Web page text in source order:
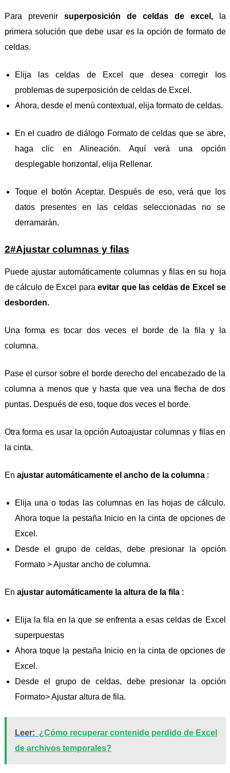
Para prevenir superposición de celdas de excel,
la
primera solución que debe usar es la opción de formato de
celdas.
Elija las celdas de Excel que desea corregir los
problemas de superposición de celdas de Excel.
Ahora, desde el menú contextual, elija formato de celdas.
En el cuadro de diálogo Formato de celdas que se abre,
haga clic en Alineación. Aquí verá una opción
desplegable horizontal, elija Rellenar.
Toque el botón Aceptar. Después de eso, verá que los
datos presentes en las celdas seleccionadas no se
derramarán.
2#Ajustar columnas y filas
Puede ajustar automáticamente columnas y filas en su hoja
de cálculo de Excel paraevitar que las celdas de Excel se
desborden.
Una forma es tocar dos veces el borde de la fila y la
columna.
Pase el cursor sobre el borde derecho del encabezado de la
columna a menos que y hasta que vea una flecha de dos
puntas. Después de eso, toque dos veces el borde.
Otra forma es usar la opción Autoajustar columnas y filas en
la cinta.
En ajustar automáticamente el ancho de la columna :
Elija una o todas las columnas en las hojas de cálculo.
Ahora toque la pestaña Inicio en la cinta de opciones de
Excel.
Desde el grupo de celdas, debe presionar la opción
Formato > Ajustar ancho de columna.
En ajustar automáticamente la altura de la fila :
Elija la fila en la que se enfrenta a esas celdas de Excel
superpuestas
Ahora toque la pestaña Inicio en la cinta de opciones de
Excel.
Desde el grupo de celdas, debe presionar la opción
Formato> Ajustar altura de fila.
Leer: ¿Cómo recuperar contenido perdido de Excel
de archivos temporales?